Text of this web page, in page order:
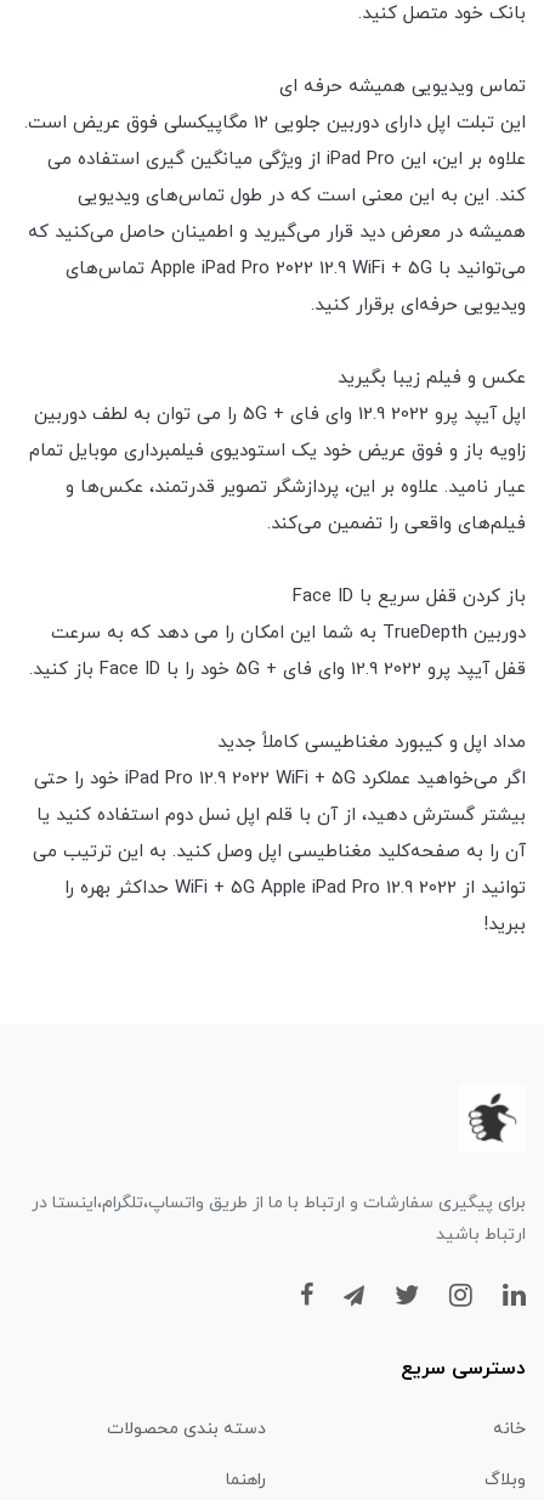
بانک خود متصل کنید.
تماس ویدیویی همیشه حرفه ای
این تبلت اپل دارای دوربین جلویی 12 مگاپیکسلی فوق عریض است.
علاوه بر این، این iPad Pro از ویژگی میانگین گیری استفاده می
کند. این به این معنی است که در طول تماس‌های ویدیویی
همیشه در معرض دید قرار می‌گیرید و اطمینان حاصل می‌کنید که
می‌توانید با Apple iPad Pro 2022 12.9 WiFi + 5G تماس‌های
ویدیویی حرفه‌ای برقرار کنید.
عکس و فیلم زیبا بگیرید
اپل آیپد پرو 2022 12.9 وای فای + 5G را می توان به لطف دوربین
زاویه باز و فوق عریض خود یک استودیوی فیلمبرداری موبایل تمام
عیار نامید. علاوه بر این، پردازشگر تصویر قدرتمند، عکس‌ها و
فیلم‌های واقعی را تضمین می‌کند.
باز کردن قفل سریع با Face ID
دوربین TrueDepth به شما این امکان را می دهد که به سرعت
قفل آیپد پرو 2022 12.9 وای فای + 5G خود را با Face ID باز کنید.
مداد اپل و کیبورد مغناطیسی کاملاً جدید
اگر می‌خواهید عملکرد iPad Pro 12.9 2022 WiFi + 5G خود را حتی
بیشتر گسترش دهید، از آن با قلم اپل نسل دوم استفاده کنید یا
آن را به صفحه‌کلید مغناطیسی اپل وصل کنید. به این ترتیب می
توانید از WiFi + 5G Apple iPad Pro 12.9 2022 حداکثر بهره را
ببرید!
برای پیگیری سفارشات و ارتباط با ما از طریق واتساپ،تلگرام،اینستا در
ارتباط باشید
دسترسی سریع
خانه دسته بندی محصولات
وبلاگ راهنما